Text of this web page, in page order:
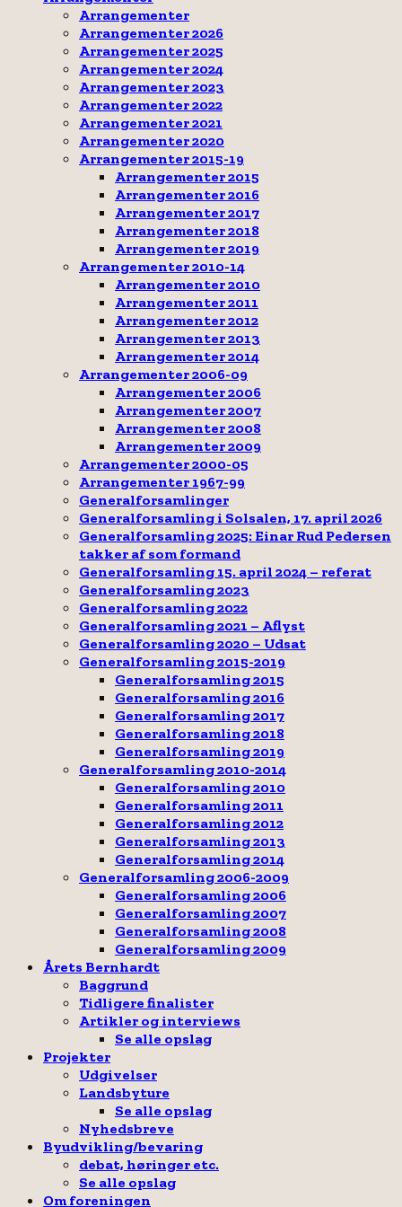
Arrangementer
Arrangementer 2026
Arrangementer 2025
Arrangementer 2024
Arrangementer 2023
Arrangementer 2022
Arrangementer 2021
Arrangementer 2020
Arrangementer 2015-19
Arrangementer 2015
Arrangementer 2016
Arrangementer 2017
Arrangementer 2018
Arrangementer 2019
Arrangementer 2010-14
Arrangementer 2010
Arrangementer 2011
Arrangementer 2012
Arrangementer 2013
Arrangementer 2014
Arrangementer 2006-09
Arrangementer 2006
Arrangementer 2007
Arrangementer 2008
Arrangementer 2009
Arrangementer 2000-05
Arrangementer 1967-99
Generalforsamlinger
Generalforsamling i Solsalen, 17. april 2026
Generalforsamling 2025: Einar Rud Pedersen
takker af som formand
Generalforsamling 15. april 2024 – referat
Generalforsamling 2023
Generalforsamling 2022
Generalforsamling 2021 – Aflyst
Generalforsamling 2020 – Udsat
Generalforsamling 2015-2019
Generalforsamling 2015
Generalforsamling 2016
Generalforsamling 2017
Generalforsamling 2018
Generalforsamling 2019
Generalforsamling 2010-2014
Generalforsamling 2010
Generalforsamling 2011
Generalforsamling 2012
Generalforsamling 2013
Generalforsamling 2014
Generalforsamling 2006-2009
Generalforsamling 2006
Generalforsamling 2007
Generalforsamling 2008
Generalforsamling 2009
Årets Bernhardt
Baggrund
Tidligere finalister
Artikler og interviews
Se alle opslag
Projekter
Udgivelser
Landsbyture
Se alle opslag
Nyhedsbreve
Byudvikling/bevaring
debat, høringer etc.
Se alle opslag
Om foreningen